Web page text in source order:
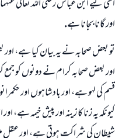
اسى ليے ابن عباس رضى اللہ تعالى
اور گانا بجانا ہے.
تو بعض صحابہ نے يہ بيان كيا ہے،
اور بعض صحابہ كرام نے دونوں كو جمع
قسم كى لہو ہے، اور بادشاہوں اور
كيونكہ يہ زنا كا زينہ اور پيش خيمہ